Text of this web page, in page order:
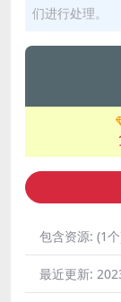
们进行处理。
包含资源: (1
最近更新: